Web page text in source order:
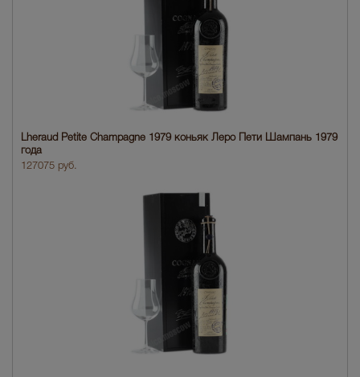
Lheraud Petite Champagne 1979 коньяк Леро Пети Шампань 1979
года
127075 руб.